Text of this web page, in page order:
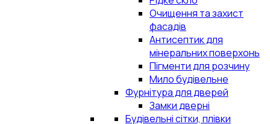
Очищення та захист
фасадів
Антисептик для
мінеральних поверхонь
Пігменти для розчину
Мило будівельне
Фурнітура для дверей
Замки дверні
Будівельні сітки, плівки